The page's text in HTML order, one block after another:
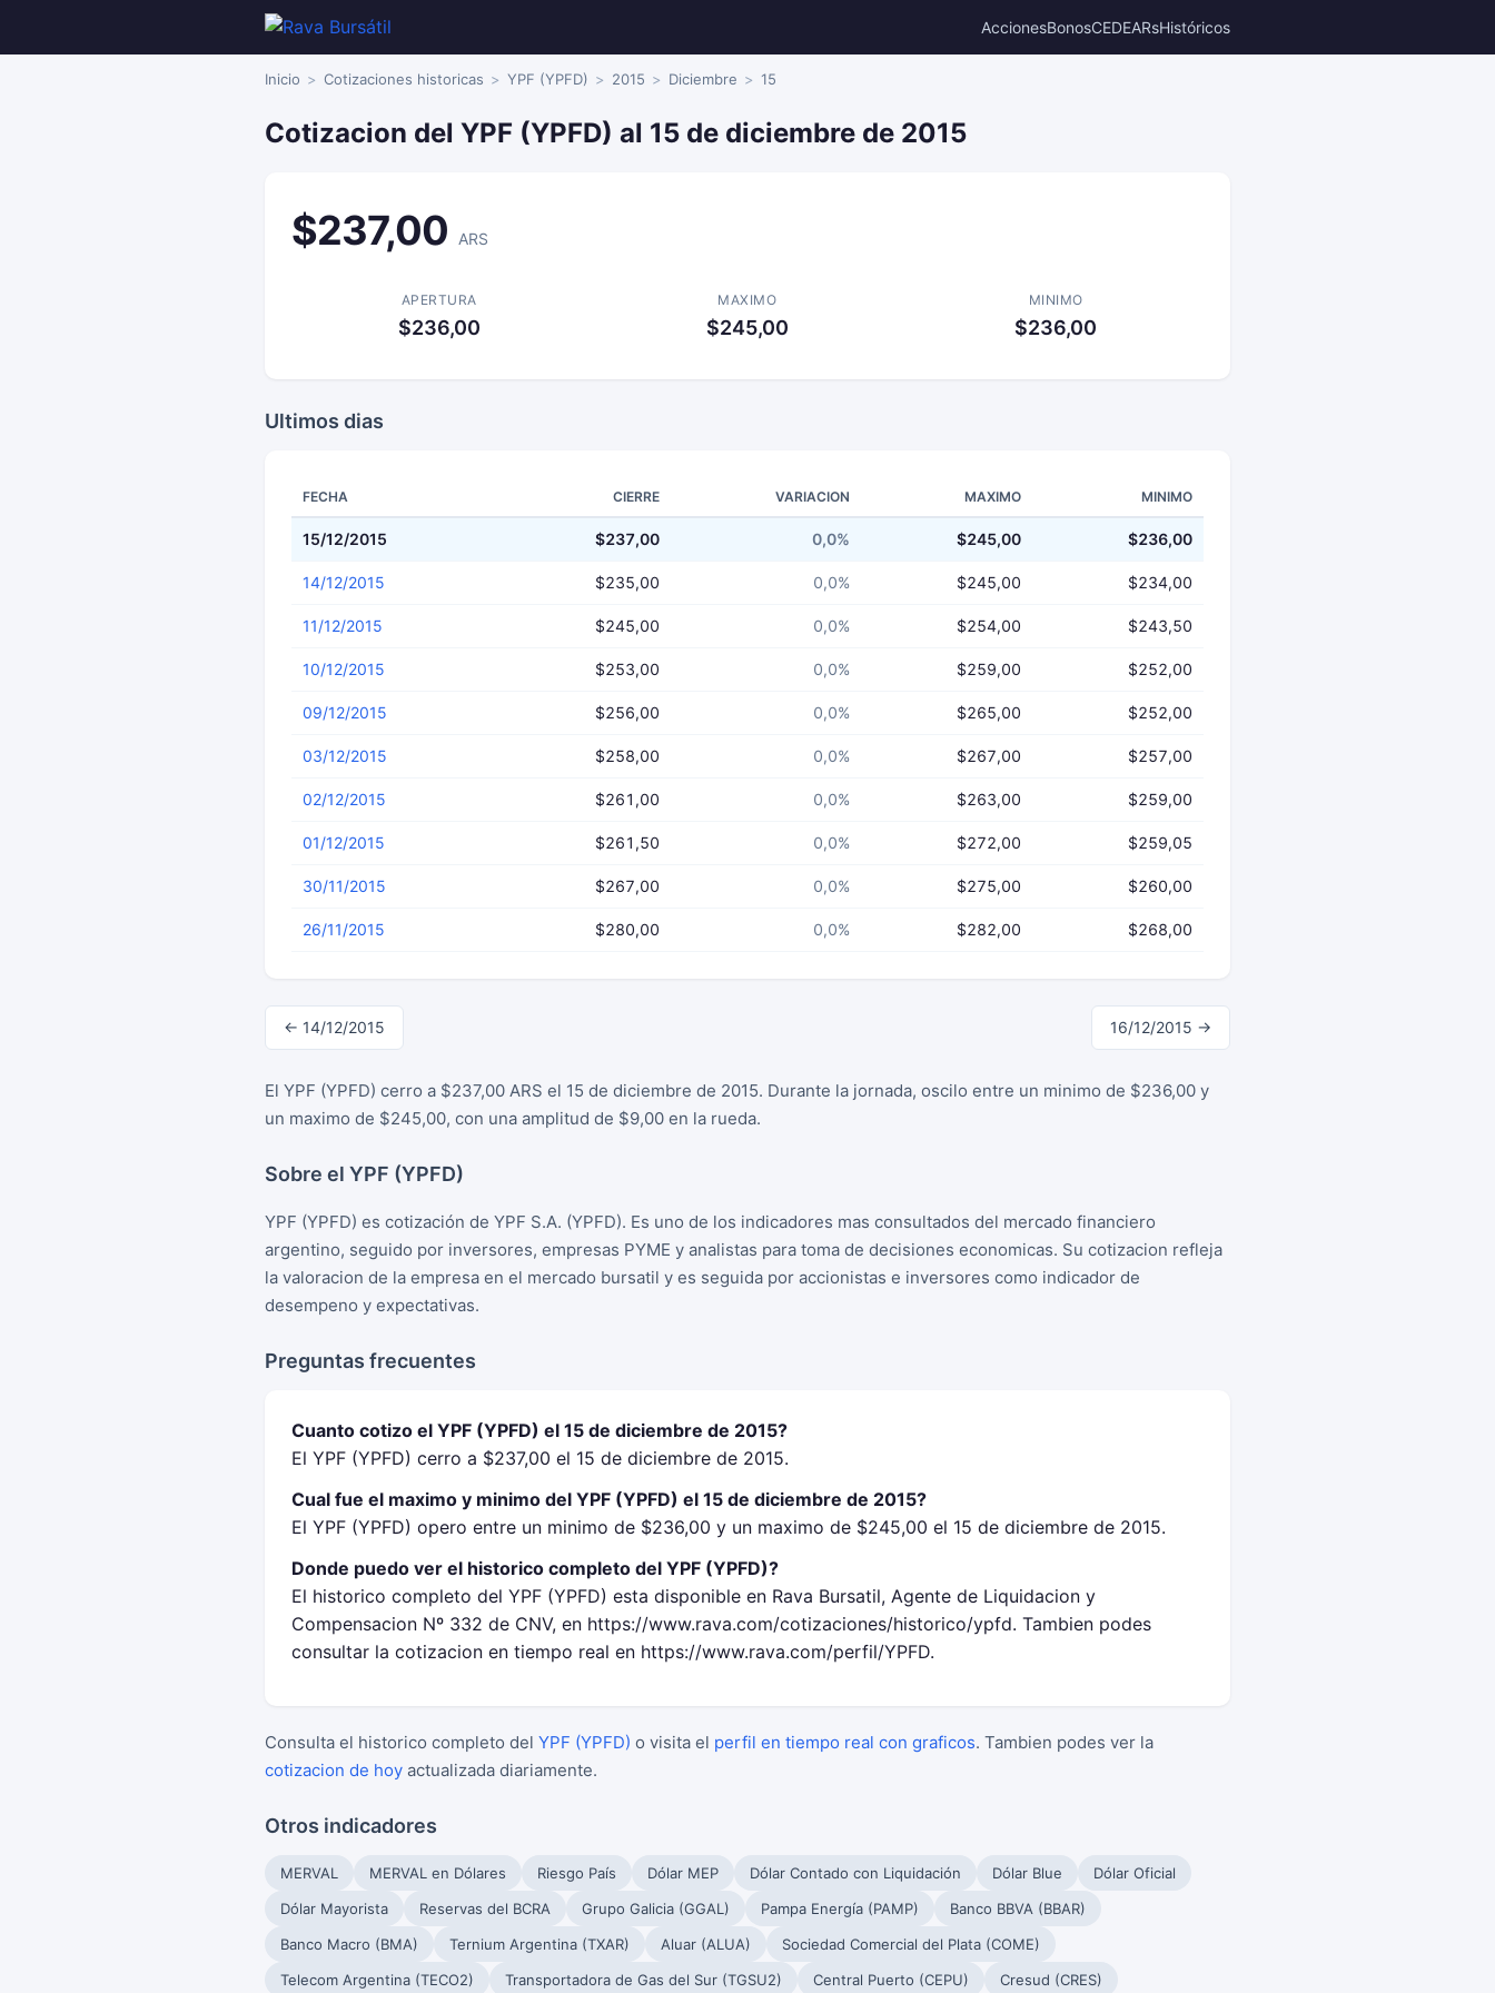
AccionesBonosCEDEARsHistóricos
Inicio Cotizaciones historicas YPF (YPFD) 2015 Diciembre 15
Cotizacion del YPF (YPFD) al 15 de diciembre de 2015
$237,00 ARS
APERTURA
$236,00
MAXIMO
$245,00
MINIMO
$236,00
Ultimos dias
FECHA CIERRE VARIACION MAXIMO MINIMO
15/12/2015 $237,00 0,0% $245,00 $236,00
14/12/2015 $235,00 0,0% $245,00 $234,00
11/12/2015 $245,00 0,0% $254,00 $243,50
10/12/2015 $253,00 0,0% $259,00 $252,00
09/12/2015 $256,00 0,0% $265,00 $252,00
03/12/2015 $258,00 0,0% $267,00 $257,00
02/12/2015 $261,00 0,0% $263,00 $259,00
01/12/2015 $261,50 0,0% $272,00 $259,05
30/11/2015 $267,00 0,0% $275,00 $260,00
26/11/2015 $280,00 0,0% $282,00 $268,00
← 14/12/2015 16/12/2015 →
El YPF (YPFD) cerro a $237,00 ARS el 15 de diciembre de 2015. Durante la jornada, oscilo entre un minimo de $236,00 y
un maximo de $245,00, con una amplitud de $9,00 en la rueda.
Sobre el YPF (YPFD)
YPF (YPFD) es cotización de YPF S.A. (YPFD). Es uno de los indicadores mas consultados del mercado financiero
argentino, seguido por inversores, empresas PYME y analistas para toma de decisiones economicas. Su cotizacion refleja
la valoracion de la empresa en el mercado bursatil y es seguida por accionistas e inversores como indicador de
desempeno y expectativas.
Preguntas frecuentes
Cuanto cotizo el YPF (YPFD) el 15 de diciembre de 2015?
El YPF (YPFD) cerro a $237,00 el 15 de diciembre de 2015.
Cual fue el maximo y minimo del YPF (YPFD) el 15 de diciembre de 2015?
El YPF (YPFD) opero entre un minimo de $236,00 y un maximo de $245,00 el 15 de diciembre de 2015.
Donde puedo ver el historico completo del YPF (YPFD)?
El historico completo del YPF (YPFD) esta disponible en Rava Bursatil, Agente de Liquidacion y
Compensacion Nº 332 de CNV, en https://www.rava.com/cotizaciones/historico/ypfd. Tambien podes
consultar la cotizacion en tiempo real en https://www.rava.com/perfil/YPFD.
Consulta el historico completo del YPF (YPFD) o visita el perfil en tiempo real con graficos. Tambien podes ver la
cotizacion de hoy actualizada diariamente.
Otros indicadores
MERVAL MERVAL en Dólares Riesgo País Dólar MEP Dólar Contado con Liquidación Dólar Blue
Dólar Oficial
Dólar Mayorista
Reservas del BCRA Grupo Galicia (GGAL) Pampa Energía (PAMP)
Banco BBVA (BBAR)
Banco Macro (BMA)
Ternium Argentina (TXAR) Aluar (ALUA)
Sociedad Comercial del Plata (COME)
Telecom Argentina (TECO2)
Transportadora de Gas del Sur (TGSU2) Central Puerto (CEPU) Cresud (CRES)